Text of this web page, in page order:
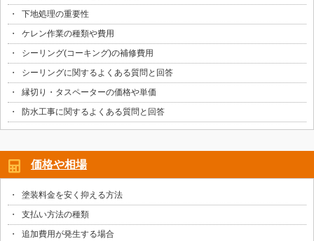
下地処理の重要性
ケレン作業の種類や費用
シーリング(コーキング)の補修費用
シーリングに関するよくある質問と回答
縁切り・タスペーターの価格や単価
防水工事に関するよくある質問と回答
価格や相場
塗装料金を安く抑える方法
支払い方法の種類
追加費用が発生する場合